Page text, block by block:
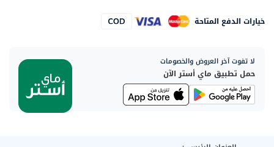
خيارات الدفع المتاحة
لا تفوت آخر العروض والخصومات
حمل تطبيق ماي أستر الآن